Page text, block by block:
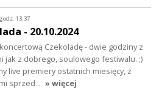
13:37
- 20.10.2024
Czekoladę - dwie godziny z
jak z dobrego, soulowego festiwalu. ;)
live premiery ostatnich miesięcy, z
sprzed… » więcej